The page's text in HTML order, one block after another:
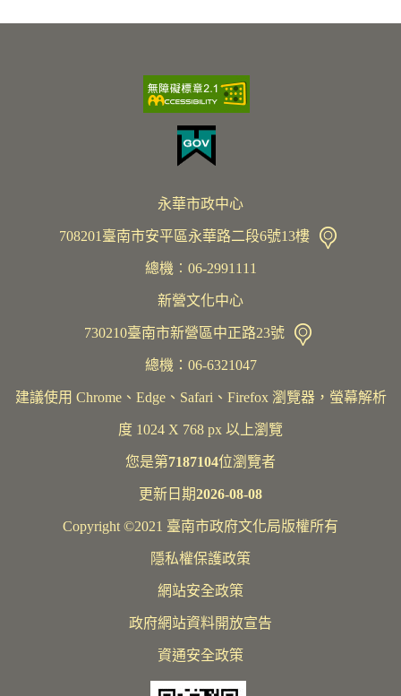
永華市政中心
708201臺南市安平區永華路二段6號13樓
總機︰06-2991111
新營文化中心
730210臺南市新營區中正路23號
總機：06-6321047
建議使用 Chrome、Edge、Safari、Firefox 瀏覽器，螢幕解析
度 1024 X 768 px 以上瀏覽
您是第7187104位瀏覽者
更新日期2026-08-08
Copyright ©2021 臺南市政府文化局版權所有
隱私權保護政策
網站安全政策
政府網站資料開放宣告
資通安全政策